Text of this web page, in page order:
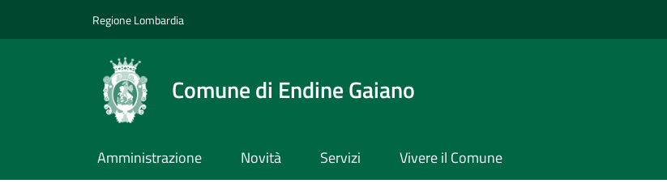
Regione Lombardia
Comune di Endine Gaiano
Amministrazione Novità Servizi Vivere il Comune